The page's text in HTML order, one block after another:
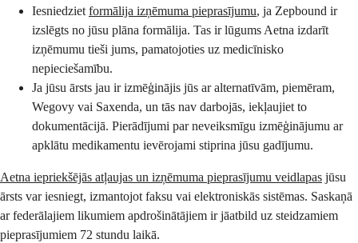
Iesniedziet formālija izņēmuma pieprasījumu, ja Zepbound ir
izslēgts no jūsu plāna formālija. Tas ir lūgums Aetna izdarīt
izņēmumu tieši jums, pamatojoties uz medicīnisko
nepieciešamību.
Ja jūsu ārsts jau ir izmēģinājis jūs ar alternatīvām, piemēram,
Wegovy vai Saxenda, un tās nav darbojās, iekļaujiet to
dokumentācijā. Pierādījumi par neveiksmīgu izmēģinājumu ar
apklātu medikamentu ievērojami stiprina jūsu gadījumu.
Aetna iepriekšējās atļaujas un izņēmuma pieprasījumu veidlapas jūsu
ārsts var iesniegt, izmantojot faksu vai elektroniskās sistēmas. Saskaņā
ar federālajiem likumiem apdrošinātājiem ir jāatbild uz steidzamiem
pieprasījumiem 72 stundu laikā.